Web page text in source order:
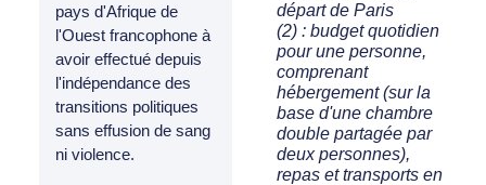
pays d'Afrique de
l'Ouest francophone à
avoir effectué depuis
l'indépendance des
transitions politiques
sans effusion de sang
ni violence.
départ de Paris
(2) : budget quotidien
pour une personne,
comprenant
hébergement (sur la
base d'une chambre
double partagée par
deux personnes),
repas et transports en